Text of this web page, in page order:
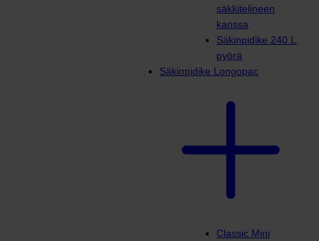
säkkitelineen
kanssa
Säkinpidike 240 L,
pyörä
Säkinpidike Longopac
Classic Mini